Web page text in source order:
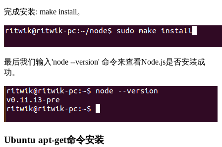
完成安装: make install。
最后我们输入'node --version' 命令来查看Node.js是否安装成
功。
Ubuntu apt-get命令安装